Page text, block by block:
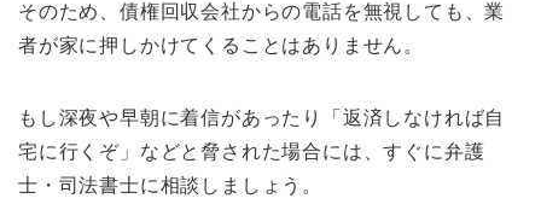
そのため、債権回収会社からの電話を無視しても、業
者が家に押しかけてくることはありません。
もし深夜や早朝に着信があったり「返済しなければ自
宅に行くぞ」などと脅された場合には、すぐに弁護
士・司法書士に相談しましょう。